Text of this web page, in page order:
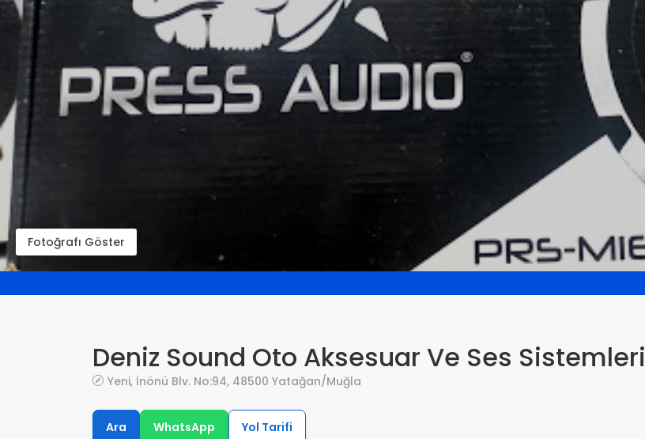
Fotoğrafı Göster
Deniz Sound Oto Aksesuar Ve Ses Sistemleri
Yeni, İnönü Blv. No:94, 48500 Yatağan/Muğla
Ara WhatsApp Yol Tarifi